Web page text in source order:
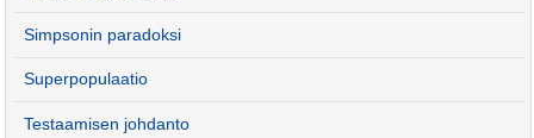
Simpsonin paradoksi
Superpopulaatio
Testaamisen johdanto